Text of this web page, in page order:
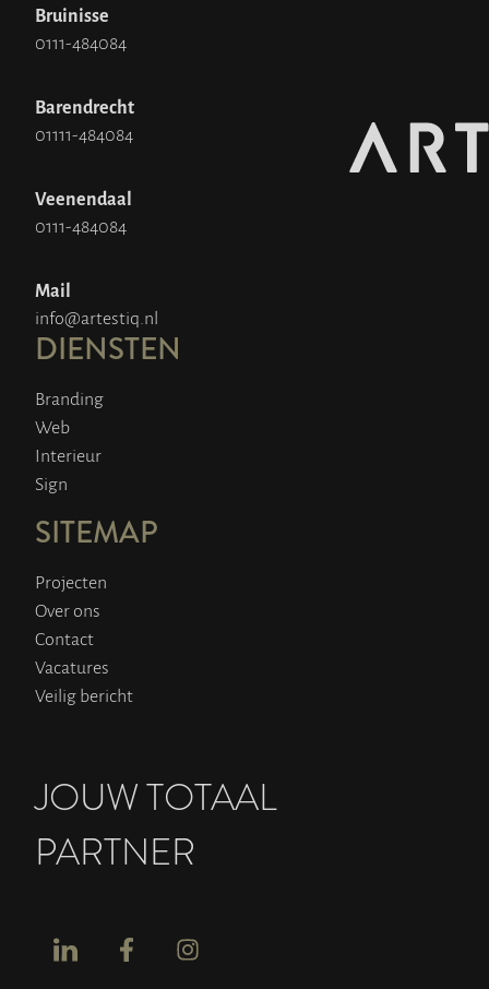
Bruinisse
0111-484084
Barendrecht
01111-484084
Veenendaal
0111-484084
Mail
info@artestiq.nl
DIENSTEN
Branding
Web
Interieur
Sign
SITEMAP
Projecten
Over ons
Contact
Vacatures
Veilig bericht
JOUW TOTAAL
PARTNER